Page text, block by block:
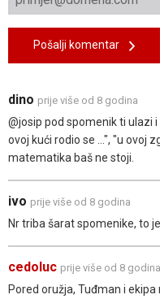
Pošalji komentar
dino prije više od 8 godina
@josip pod spomenik ti ulazi
ovoj kući rodio se ...", "u ovoj
matematika baš ne stoji.
ivo prije više od 8 godina
Nr triba šarat spomenike, to
cedoluc prije više od 8 godina
Pored oružja, Tuđman i